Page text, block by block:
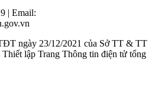
| Email:
ngày 23/12/2021 của Sở TT & TT
lập Trang Thông tin điện tử tổng